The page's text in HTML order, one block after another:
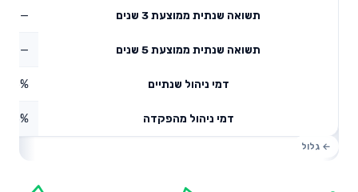
תשואה שנתית ממוצעת 3 שנים —
תשואה שנתית ממוצעת 5 שנים —
דמי ניהול שנתיים
דמי ניהול מהפקדה 0.3%